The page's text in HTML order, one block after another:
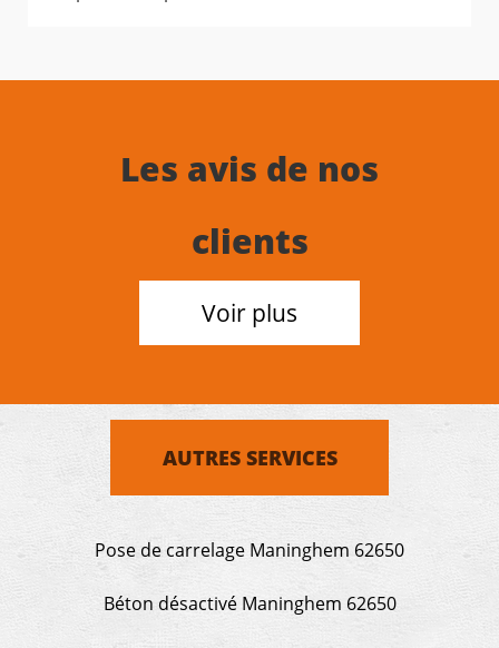
Les avis de nos
clients
Voir plus
AUTRES SERVICES
Pose de carrelage Maninghem 62650
Béton désactivé Maninghem 62650